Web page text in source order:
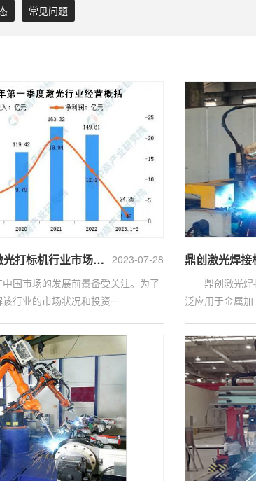
常见问题
2023-07-28
2018-2023年中国激光打标机行业市场调查及投资前景预测报告
国市场的发展前景备受关注。为了
行业的市场状况和投资···
鼎创激光焊接
鼎创激光
泛应用于金属加